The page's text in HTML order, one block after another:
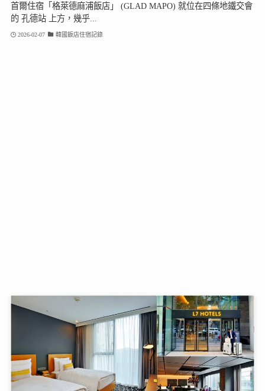
首爾住宿「格萊德麻浦飯店」 (GLAD MAPO) 就位在四條地鐵交會
的 孔德站 上方，幾乎...
2026-02-07 韓國飯店住宿記錄